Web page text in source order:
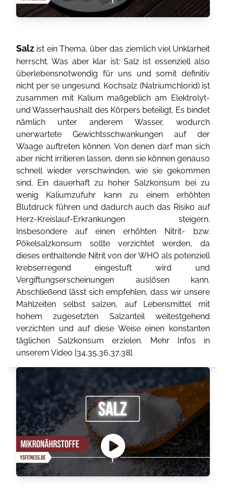
Salz ist ein Thema, über das ziemlich viel Unklarheit
herrscht. Was aber klar ist: Salz ist essenziell also
überlebensnotwendig für uns und somit definitiv
nicht per se ungesund. Kochsalz (Natriumchlorid) ist
zusammen mit Kalium maßgeblich am Elektrolyt-
und Wasserhaushalt des Körpers beteiligt. Es bindet
nämlich unter anderem Wasser, wodurch
unerwartete Gewichtsschwankungen auf der
Waage auftreten können. Von denen darf man sich
aber nicht irritieren lassen, denn sie können genauso
schnell wieder verschwinden, wie sie gekommen
sind. Ein dauerhaft zu hoher Salzkonsum bei zu
wenig Kaliumzufuhr kann zu einem erhöhten
Blutdruck führen und dadurch auch das Risiko auf
Herz-Kreislauf-Erkrankungen steigern.
Insbesondere auf einen erhöhten Nitrit- bzw.
Pökelsalzkonsum sollte verzichtet werden, da
dieses enthaltende Nitrit von der WHO als potenziell
krebserregend eingestuft wird und
Vergiftungserscheinungen auslösen kann.
Abschließend lässt sich empfehlen, dass wir unsere
Mahlzeiten selbst salzen, auf Lebensmittel mit
hohem zugesetzten Salzanteil weitestgehend
verzichten und auf diese Weise einen konstanten
täglichen Salzkonsum erzielen. Mehr Infos in
unserem Video [34,35,36,37,38].